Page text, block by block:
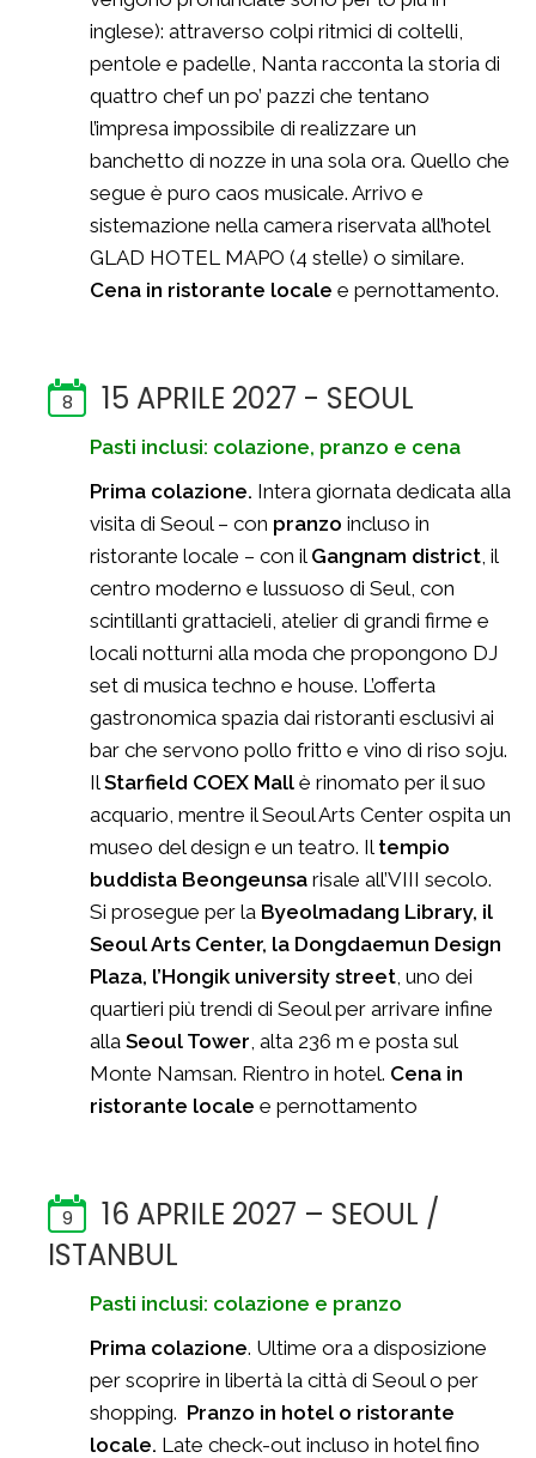
inglese): attraverso colpi ritmici di coltelli,
pentole e padelle, Nanta racconta la storia di
quattro chef un po’ pazzi che tentano
l’impresa impossibile di realizzare un
banchetto di nozze in una sola ora. Quello che
segue è puro caos musicale. Arrivo e
sistemazione nella camera riservata all’hotel
GLAD HOTEL MAPO (4 stelle) o similare.
Cena in ristorante locale e pernottamento.
8 15 APRILE 2027 - SEOUL
Pasti inclusi: colazione, pranzo e cena
Prima colazione. Intera giornata dedicata alla
visita di Seoul – con pranzo incluso in
ristorante locale – con il Gangnam district , il
centro moderno e lussuoso di Seul, con
scintillanti grattacieli, atelier di grandi firme e
locali notturni alla moda che propongono DJ
set di musica techno e house. L’offerta
gastronomica spazia dai ristoranti esclusivi ai
bar che servono pollo fritto e vino di riso soju.
IlStarfield COEX Mall è rinomato per il suo
acquario, mentre il Seoul Arts Center ospita un
museo del design e un teatro. Il tempio
buddista Beongeunsa risale all’VIII secolo.
Si prosegue per la Byeolmadang Library, il
Seoul Arts Center, la Dongdaemun Design
Plaza, l’Hongik university street , uno dei
quartieri più trendi di Seoul per arrivare infine
alla Seoul Tower , alta 236 m e posta sul
Monte Namsan. Rientro in hotel. Cena in
ristorante locale e pernottamento
9
16 APRILE 2027 – SEOUL /
ISTANBUL
Pasti inclusi: colazione e pranzo
Prima colazione. Ultime ora a disposizione
per scoprire in libertà la città di Seoul o per
shopping. Pranzo in hotel o ristorante
locale. Late check-out incluso in hotel fino